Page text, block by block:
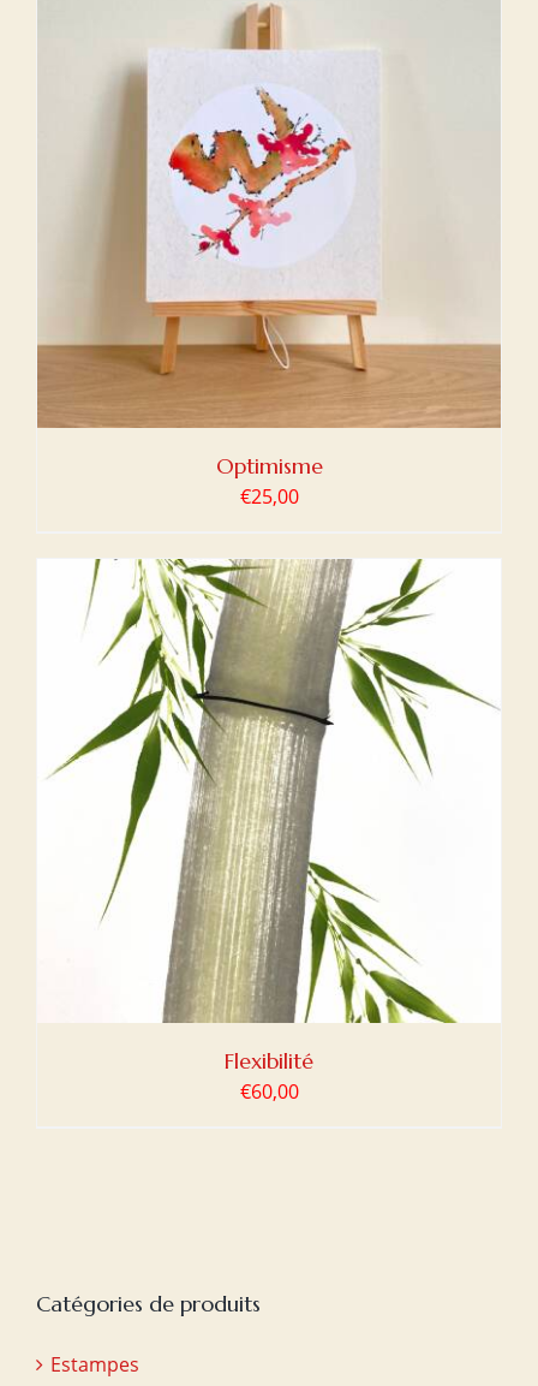
Optimisme
€25,00
Flexibilité
€60,00
Catégories de produits
Estampes